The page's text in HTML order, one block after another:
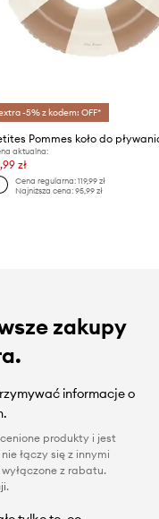
-5% z kodem: OFF*
aktualna:
zł
Cena regularna: 119,99 zł
Najniższa cena: 95,99 zł
zakupy
informacje o
produkty i jest
łączy się z innymi
z rabatu.
.